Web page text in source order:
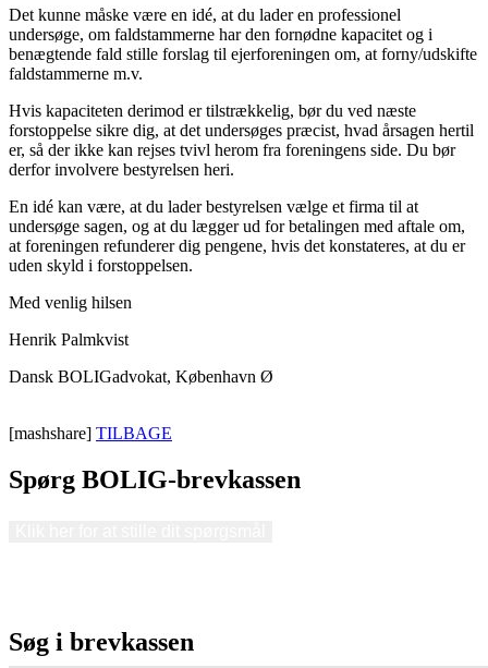
Det kunne måske være en idé, at du lader en professionel
undersøge, om faldstammerne har den fornødne kapacitet og i
benægtende fald stille forslag til ejerforeningen om, at forny/udskifte
faldstammerne m.v.
Hvis kapaciteten derimod er tilstrækkelig, bør du ved næste
forstoppelse sikre dig, at det undersøges præcist, hvad årsagen hertil
er, så der ikke kan rejses tvivl herom fra foreningens side. Du bør
derfor involvere bestyrelsen heri.
En idé kan være, at du lader bestyrelsen vælge et firma til at
undersøge sagen, og at du lægger ud for betalingen med aftale om,
at foreningen refunderer dig pengene, hvis det konstateres, at du er
uden skyld i forstoppelsen.
Med venlig hilsen
Henrik Palmkvist
Dansk BOLIGadvokat, København Ø
[mashshare] TILBAGE
Spørg BOLIG-brevkassen
Søg i brevkassen